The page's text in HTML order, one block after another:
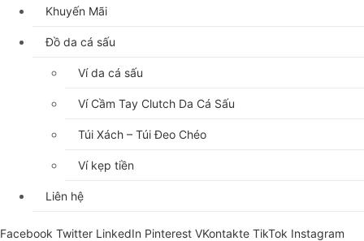
Khuyến Mãi
Đồ da cá sấu
Ví da cá sấu
Ví Cầm Tay Clutch Da Cá Sấu
Túi Xách – Túi Đeo Chéo
Ví kẹp tiền
Liên hệ
Facebook Twitter LinkedIn Pinterest VKontakte TikTok Instagram